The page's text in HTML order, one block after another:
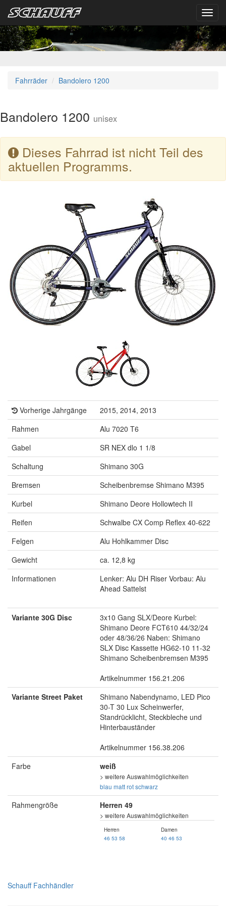
Fahrräder Bandolero 1200
Bandolero 1200 unisex
Dieses Fahrrad ist nicht Teil des
aktuellen Programms.
Vorherige Jahrgänge
2015, 2014, 2013
Rahmen
Alu 7020 T6
Gabel
SR NEX dlo 1 1/8
Schaltung
Shimano 30G
Bremsen
Scheibenbremse Shimano M395
Kurbel
Shimano Deore Hollowtech II
Reifen
Schwalbe CX Comp Reflex 40-622
Felgen
Alu Hohlkammer Disc
Gewicht
ca. 12,8 kg
Informationen
Lenker: Alu DH Riser Vorbau: Alu
Ahead Sattelst
Variante 30G Disc
3x10 Gang SLX/Deore Kurbel:
Shimano Deore FCT610 44/32/24
oder 48/36/26 Naben: Shimano
SLX Disc Kassette HG62-10 11-32
Shimano Scheibenbremsen M395
Artikelnummer 156.21.206
Variante Street Paket
Shimano Nabendynamo, LED Pico
30-T 30 Lux Scheinwerfer,
Standrücklicht, Steckbleche und
Hinterbauständer
Artikelnummer 156.38.206
Farbe
weiß
> weitere Auswahlmöglichkeiten
blau mattrotschwarz
Rahmengröße Herren 49
> weitere Auswahlmöglichkeiten
Herren
46 53 58
Damen
40 46 53
Schauff Fachhändler